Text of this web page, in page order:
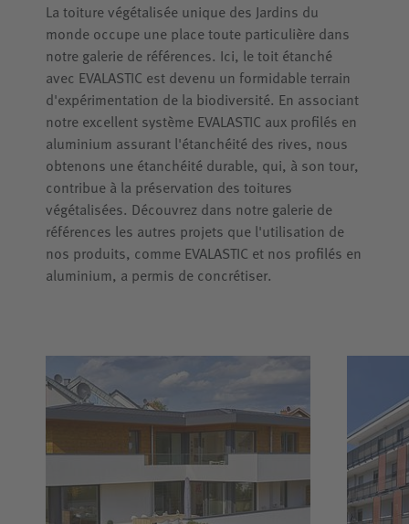
La toiture végétalisée unique des Jardins du
monde occupe une place toute particulière dans
notre galerie de références. Ici, le toit étanché
avec EVALASTIC est devenu un formidable terrain
d'expérimentation de la biodiversité. En associant
notre excellent système EVALASTIC aux profilés en
aluminium assurant l'étanchéité des rives, nous
obtenons une étanchéité durable, qui, à son tour,
contribue à la préservation des toitures
végétalisées. Découvrez dans notre galerie de
références les autres projets que l'utilisation de
nos produits, comme EVALASTIC et nos profilés en
aluminium, a permis de concrétiser.